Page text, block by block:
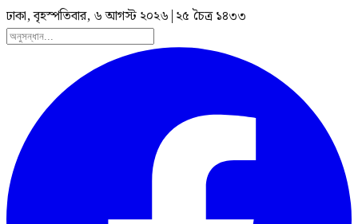
ঢাকা, বৃহস্পতিবার, ৬ আগস্ট ২০২৬ | ২৫ চৈত্র ১৪৩৩